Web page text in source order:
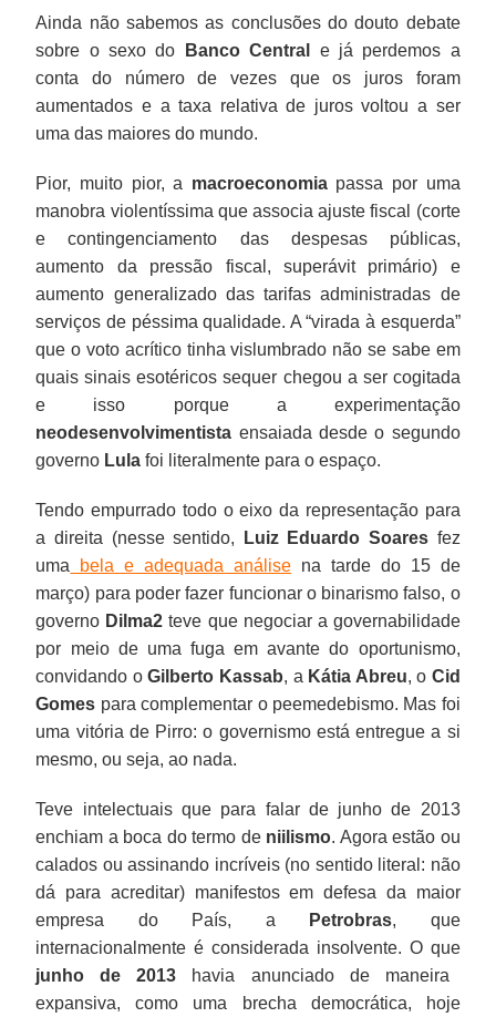
Ainda não sabemos as conclusões do douto debate
sobre o sexo do Banco Central
e já perdemos a
conta do número de vezes que os juros foram
aumentados e a taxa relativa de juros voltou a ser
uma das maiores do mundo.
Pior, muito pior, a macroeconomiapassa por uma
manobra violentíssima que associa ajuste fiscal (corte
e contingenciamento das despesas públicas,
aumento da pressão fiscal, superávit primário) e
aumento generalizado das tarifas administradas de
serviços de péssima qualidade. A “virada à esquerda”
que o voto acrítico tinha vislumbrado não se sabe em
quais sinais esotéricos sequer chegou a ser cogitada
e isso porque a experimentação
neodesenvolvimentista ensaiada desde o segundo
governo Lula foi literalmente para o espaço.
Tendo empurrado todo o eixo da representação para
a direita (nesse sentido,
Luiz Eduardo Soares fez
uma bela e adequada análise na tarde do 15 de
março) para poder fazer funcionar o binarismo falso, o
governo Dilma2 teve que negociar a governabilidade
por meio de uma fuga em avante do oportunismo,
convidando oGilberto Kassab, a Kátia Abreu, o Cid
Gomes para complementar o peemedebismo. Mas foi
uma vitória de Pirro: o governismo está entregue a si
mesmo, ou seja, ao nada.
Teve intelectuais que para falar de junho de 2013
enchiam a boca do termo de niilismo. Agora estão ou
calados ou assinando incríveis (no sentido literal: não
dá para acreditar) manifestos em defesa da maior
empresa do País, a
Petrobras, que
internacionalmente é considerada insolvente. O que
junho de 2013 havia anunciado de maneira
expansiva, como uma brecha democrática, hoje